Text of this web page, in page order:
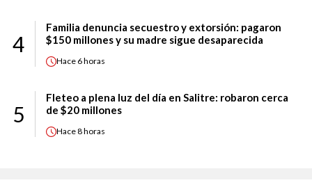
4
Familia denuncia secuestro y extorsión: pagaron
$150 millones y su madre sigue desaparecida
Hace 6 horas
5
Fleteo a plena luz del día en Salitre: robaron cerca
de $20 millones
Hace8 horas